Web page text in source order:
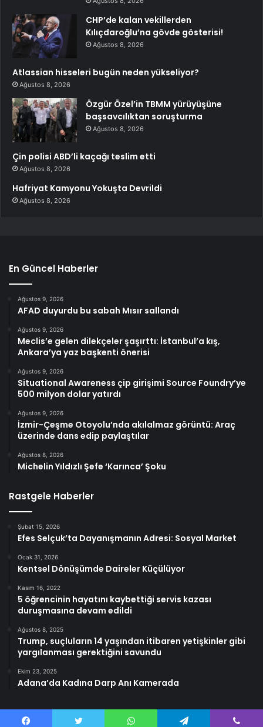
CHP’de kalan vekillerden
Kılıçdaroğlu’na gövde gösterisi!
Ağustos 8, 2026
Atlassian hisseleri bugün neden yükseliyor?
Ağustos 8, 2026
Özgür Özel’in TBMM yürüyüşüne
başsavcılıktan soruşturma
Ağustos 8, 2026
Çin polisi ABD’li kaçağı teslim etti
Ağustos 8, 2026
Hafriyat Kamyonu Yokuşta Devrildi
Ağustos 8, 2026
En Güncel Haberler
Ağustos 9, 2026
AFAD duyurdu bu sabah Mısır sallandı
Ağustos 9, 2026
Meclis’e gelen dilekçeler şaşırttı: İstanbul’a kış,
Ankara’ya yaz başkenti önerisi
Ağustos 9, 2026
Situational Awareness çip girişimi Source Foundry’ye
500 milyon dolar yatırdı
Ağustos 9, 2026
İzmir-Çeşme Otoyolu’nda akılalmaz görüntü: Araç
üzerinde dans edip paylaştılar
Ağustos 8, 2026
Michelin Yıldızlı Şefe ‘Karınca’ Şoku
Rastgele Haberler
Şubat 15, 2026
Efes Selçuk’ta Dayanışmanın Adresi: Sosyal Market
Ocak 31, 2026
Kentsel Dönüşümde Daireler Küçülüyor
Kasım 16, 2022
5 öğrencinin hayatını kaybettiği servis kazası
duruşmasına devam edildi
Ağustos 8, 2025
Trump, suçluların 14 yaşından itibaren yetişkinler gibi
yargılanması gerektiğini savundu
Ekim 23, 2025
Adana’da Kadına Darp Anı Kamerada